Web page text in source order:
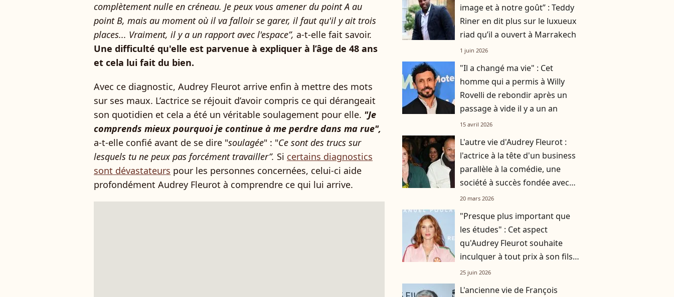
complètement nulle en créneau. Je peux vous amener du point A au
point B, mais au moment où il va falloir se garer, il faut qu'il y ait trois
places... Vraiment, il y a un rapport avec l'espace”, a-t-elle fait savoir.
Une difficulté qu'elle est parvenue à expliquer à l’âge de 48 ans
et cela lui fait du bien.
Avec ce diagnostic, Audrey Fleurot arrive enfin à mettre des mots
sur ses maux. L’actrice se réjouit d’avoir compris ce qui dérangeait
son quotidien et cela a été un véritable soulagement pour elle. "Je
comprends mieux pourquoi je continue à me perdre dans ma rue",
a-t-elle confié avant de se dire "soulagée" : "Ce sont des trucs sur
lesquels tu ne peux pas forcément travailler”. Si certains diagnostics
sont dévastateurs pour les personnes concernées, celui-ci aide
profondément Audrey Fleurot à comprendre ce qui lui arrive.
image et à notre goût” : Teddy
Riner en dit plus sur le luxueux
riad qu’il a ouvert à Marrakech
1 juin 2026
"Il a changé ma vie" : Cet
homme qui a permis à Willy
Rovelli de rebondir après un
passage à vide il y a un an
15 avril 2026
L'autre vie d'Audrey Fleurot :
l'actrice à la tête d'un business
parallèle à la comédie, une
société à succès fondée avec
son compagnon Djibril Glissant
20 mars 2026
"Presque plus important que
les études" : Cet aspect
qu'Audrey Fleurot souhaite
inculquer à tout prix à son fils
Lou, 10 ans
25 juin 2026
L'ancienne vie de François